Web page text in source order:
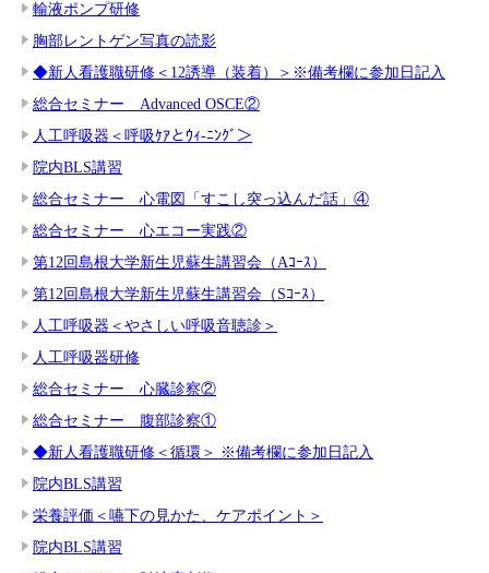
輸液ポンプ研修
胸部レントゲン写真の読影
◆新人看護職研修＜12誘導（装着）＞※備考欄に参加日記入
総合セミナー Advanced OSCE②
人工呼吸器＜呼吸ｹｱとｳｨ-ﾆﾝｸﾞ＞
院内BLS講習
総合セミナー 心電図「すこし突っ込んだ話」④
総合セミナー 心エコー実践②
第12回島根大学新生児蘇生講習会（Aｺｰｽ）
第12回島根大学新生児蘇生講習会（Sｺｰｽ）
人工呼吸器＜やさしい呼吸音聴診＞
人工呼吸器研修
総合セミナー 心臓診察②
総合セミナー 腹部診察①
◆新人看護職研修＜循環＞ ※備考欄に参加日記入
院内BLS講習
栄養評価＜嚥下の見かた、ケアポイント＞
院内BLS講習